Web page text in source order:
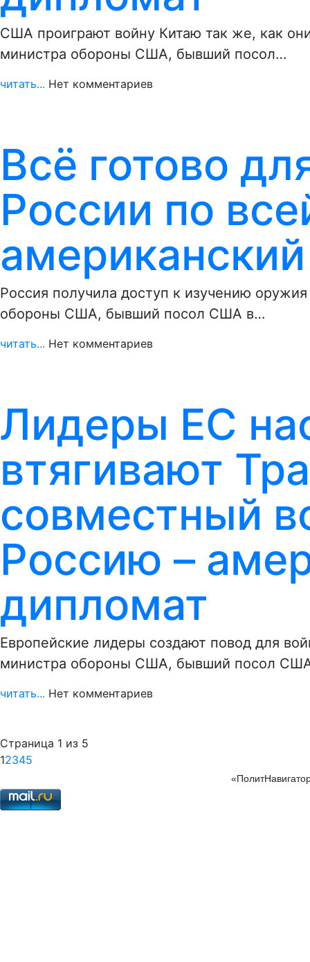
США проиграют войну Китаю так же, как
министра обороны США, бывший посол…
читать... Нет комментариев
Всё готово
России по
Россия получила доступ к изучению
обороны США, бывший посол США в…
читать... Нет комментариев
Лидеры ЕС
втягивают
совместный
Россию –
дипломат
Европейские лидеры создают повод для
министра обороны США, бывший посол
читать... Нет комментариев
Страница 1 из 5
12345